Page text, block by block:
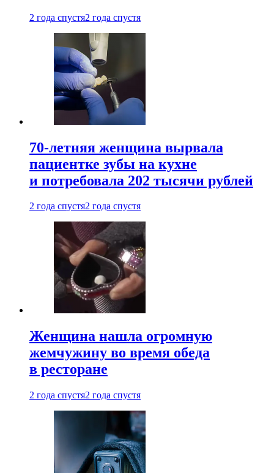
2 года спустя2 года спустя
70-летняя женщина вырвала
пациентке зубы на кухне
и потребовала 202 тысячи рублей
2 года спустя2 года спустя
Женщина нашла огромную
жемчужину во время обеда
в ресторане
2 года спустя2 года спустя